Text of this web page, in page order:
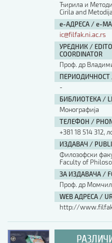
Ћирила и
Cirila and Metodija
е-АДРЕСА / e-
ic@filfak.ni.ac.rs
УРЕДНИК /
COORDINATOR
Проф. др
ПЕРИОДИЧНОСТ /
-
БИБЛИОТЕКА /
Монографија
ТЕЛЕФОН /
+381 18 514 312,
ИЗДАВАЧ /
Филозофски
Faculty of
ЗА ИЗДАВАЧА /
Проф. др
WEB АДРЕСА /
http://